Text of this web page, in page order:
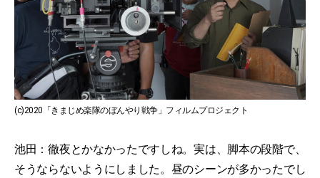
(c)2020「きまじめ楽隊のぼんやり戦争」フィルムプロジェクト
池田：徹夜とかなかったですしね。実は、脚本の段階で、
そうならないようにしました。昼のシーンが多かったでし